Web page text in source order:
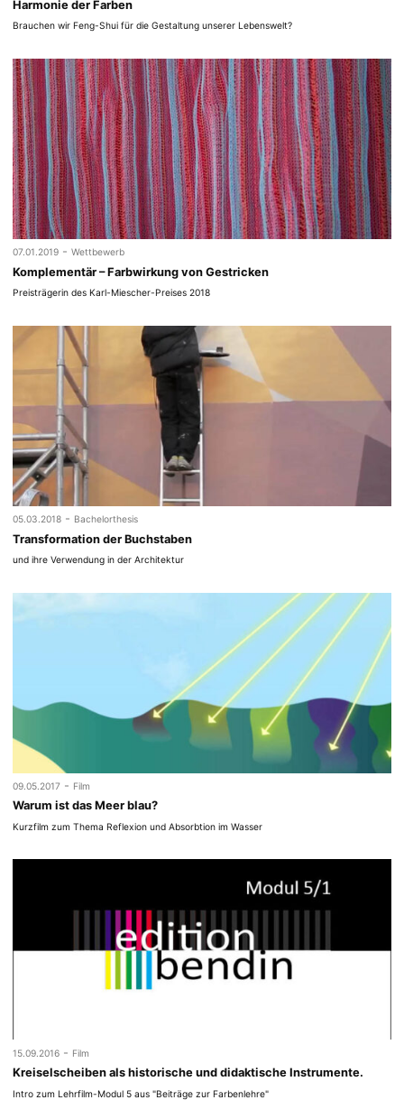
Harmonie der Farben
Brauchen wir Feng-Shui für die Gestaltung unserer Lebenswelt?
07.01.2019 - Wettbewerb
Komplementär – Farbwirkung von Gestricken
Preisträgerin des Karl-Miescher-Preises 2018
05.03.2018 - Bachelorthesis
Transformation der Buchstaben
und ihre Verwendung in der Architektur
09.05.2017 - Film
Warum ist das Meer blau?
Kurzfilm zum Thema Reflexion und Absorbtion im Wasser
15.09.2016 - Film
Kreiselscheiben als historische und didaktische Instrumente.
Intro zum Lehrfilm-Modul 5 aus "Beiträge zur Farbenlehre"